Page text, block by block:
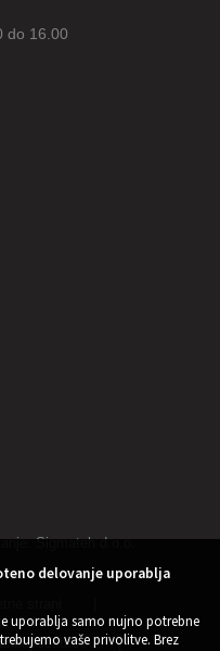
do 16.00
podatkov |
delovanje uporablja
uporablja samo nujno potrebne
vaše privolitve. Brez